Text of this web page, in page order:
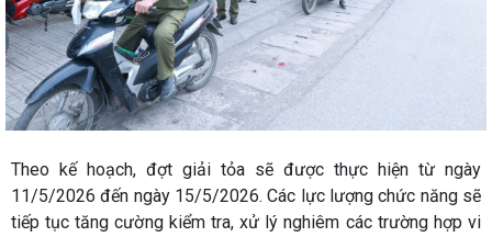
Theo kế hoạch, đợt giải tỏa sẽ được thực hiện từ ngày
11/5/2026 đến ngày 15/5/2026. Các lực lượng chức năng sẽ
tiếp tục tăng cường kiểm tra, xử lý nghiêm các trường hợp vi